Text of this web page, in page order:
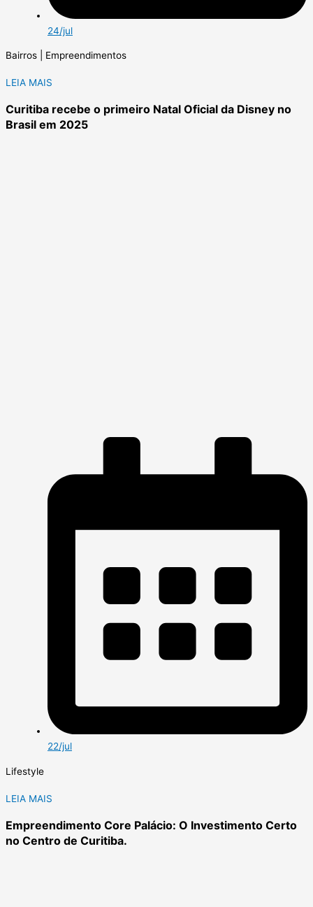
24/jul
Bairros | Empreendimentos
LEIA MAIS
Curitiba recebe o primeiro Natal Oficial da Disney no
Brasil em 2025
22/jul
Lifestyle
LEIA MAIS
Empreendimento Core Palácio: O Investimento Certo
no Centro de Curitiba.